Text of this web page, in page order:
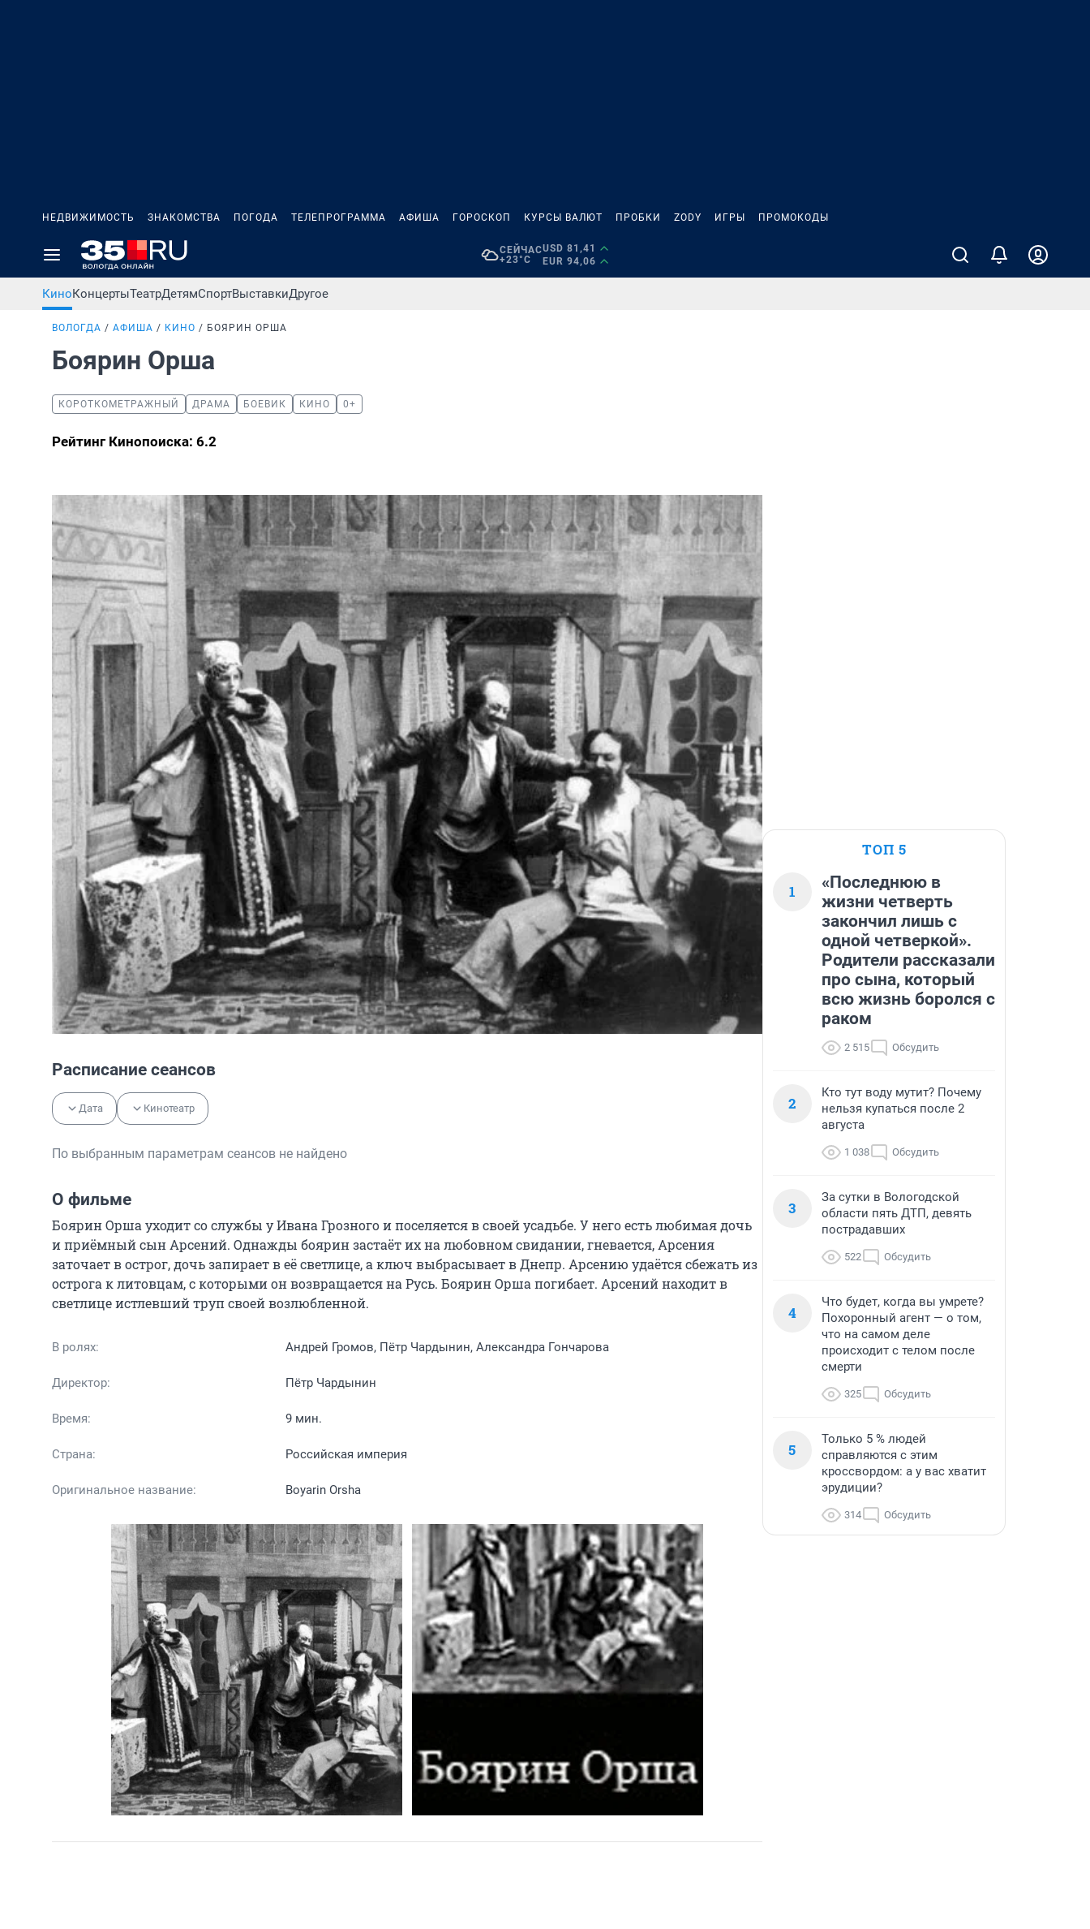
НЕДВИЖИМОСТЬ ЗНАКОМСТВА ПОГОДА ТЕЛЕПРОГРАММА АФИША ГОРОСКОП КУРСЫ ВАЛЮТ ПРОБКИ ZODY ИГРЫ ПРОМОКОДЫ
СЕЙЧАС
+23°C
USD 81,41
EUR 94,06
КиноКонцертыТеатрДетямСпортВыставкиДругое
ВОЛОГДА АФИША КИНО БОЯРИН ОРША
Боярин Орша
КОРОТКОМЕТРАЖНЫЙ ДРАМА БОЕВИК КИНО 0+
Рейтинг Кинопоиска: 6.2
Расписание сеансов
Дата Кинотеатр
По выбранным параметрам сеансов не найдено
О фильме
Боярин Орша уходит со службы у Ивана Грозного и поселяется в своей усадьбе. У него есть любимая дочь
и приёмный сын Арсений. Однажды боярин застаёт их на любовном свидании, гневается, Арсения
заточает в острог, дочь запирает в её светлице, а ключ выбрасывает в Днепр. Арсению удаётся сбежать из
острога к литовцам, с которыми он возвращается на Русь. Боярин Орша погибает. Арсений находит в
светлице истлевший труп своей возлюбленной.
В ролях: Андрей Громов, Пётр Чардынин, Александра Гончарова
Директор: Пётр Чардынин
Время: 9 мин.
Страна: Российская империя
Оригинальное название: Boyarin Orsha
ТОП 5
1
«Последнюю в
жизни четверть
закончил лишь с
одной четверкой».
Родители рассказали
про сына, который
всю жизнь боролся с
раком
2 515 Обсудить
2
Кто тут воду мутит? Почему
нельзя купаться после 2
августа
1 038 Обсудить
3
За сутки в Вологодской
области пять ДТП, девять
пострадавших
522 Обсудить
4
Что будет, когда вы умрете?
Похоронный агент — о том,
что на самом деле
происходит с телом после
смерти
325 Обсудить
5
Только 5 % людей
справляются с этим
кроссвордом: а у вас хватит
эрудиции?
314 Обсудить